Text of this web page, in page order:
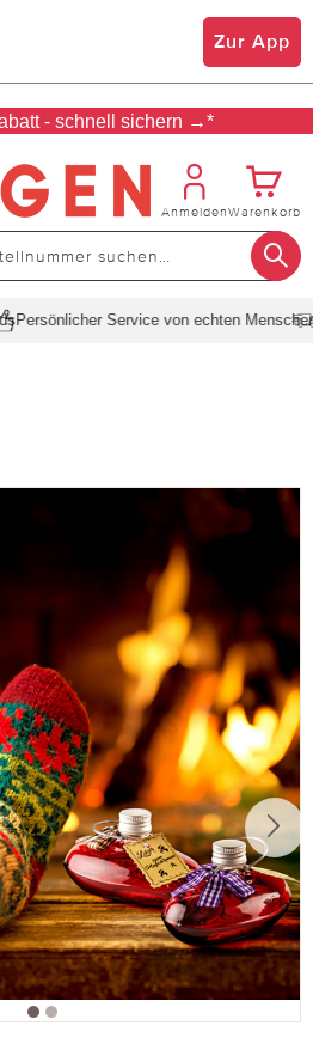
Zur App
- schnell sichern →*
AnmeldenWarenkorb
Service von echten Menschen